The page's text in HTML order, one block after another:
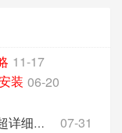
11-17
装 06-20
高考英语一轮复习30～120各分数段超详细复习指南 07-31